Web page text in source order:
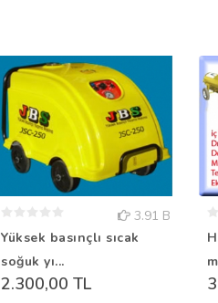
3.91 B
Yüksek basınçlı sıcak
soğuk yı...
2.300,00 TL